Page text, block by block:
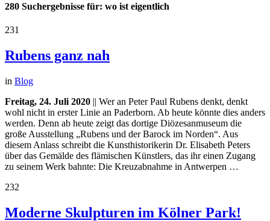
280 Suchergebnisse für: wo ist eigentlich
231
Rubens ganz nah
in Blog
Freitag, 24. Juli 2020 || Wer an Peter Paul Rubens denkt, denkt
wohl nicht in erster Linie an Paderborn. Ab heute könnte dies anders
werden. Denn ab heute zeigt das dortige Diözesanmuseum die
große Ausstellung „Rubens und der Barock im Norden“. Aus
diesem Anlass schreibt die Kunsthistorikerin Dr. Elisabeth Peters
über das Gemälde des flämischen Künstlers, das ihr einen Zugang
zu seinem Werk bahnte: Die Kreuzabnahme in Antwerpen …
232
Moderne Skulpturen im Kölner Park!